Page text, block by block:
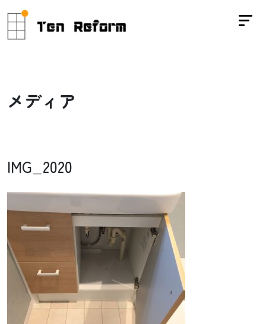
メ ディ ア
IMG_2020